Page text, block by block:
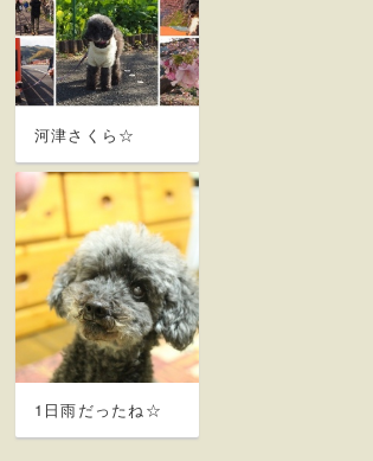
河津さくら☆
1日雨だったね☆